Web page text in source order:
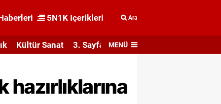
5N1K İçerikleri Ara
Kültür Sanat 3. Sayfa MENÜ